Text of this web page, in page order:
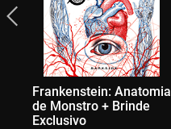
Frankenstein: Anatomia
de Monstro + Brinde
Exclusivo